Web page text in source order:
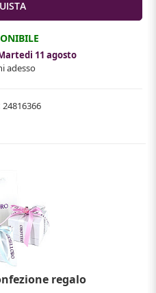
11 agosto
adesso
24816366
regalo